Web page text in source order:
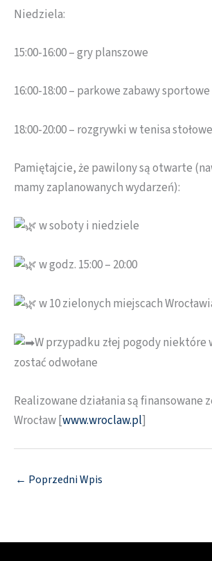
Niedziela:
15:00-16:00 – gry planszowe
16:00-18:00 – parkowe zabawy sportowe
18:00-20:00 – rozgrywki w tenisa
Pamiętajcie, że pawilony są otwarte
mamy zaplanowanych wydarzeń):
w soboty i niedziele
w godz. 15:00 – 20:00
w 10 zielonych miejscach
W przypadku złej pogody niektóre
zostać odwołane
Realizowane działania są finansowane
Wrocław [www.wroclaw.pl]
← Poprzedni Wpis